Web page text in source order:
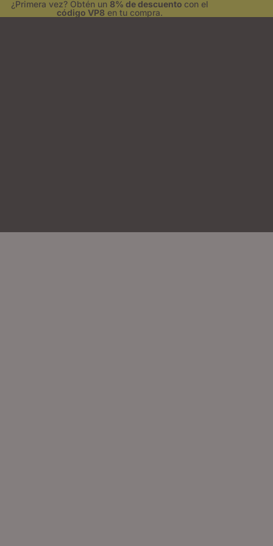
¿Primera vez? Obtén un 8% de descuento con el
código VP8 en tu compra.